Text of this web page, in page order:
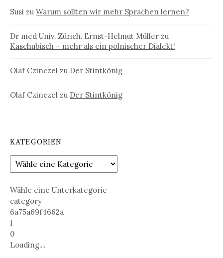
Susi zu Warum sollten wir mehr Sprachen lernen?
Dr med Univ. Zürich. Ernst-Helmut Müller zu
Kaschubisch – mehr als ein polnischer Dialekt!
Olaf Czinczel zu Der Stintkönig
Olaf Czinczel zu Der Stintkönig
KATEGORIEN
Wähle eine Unterkategorie
category
6a75a69f4662a
1
0
Loading....